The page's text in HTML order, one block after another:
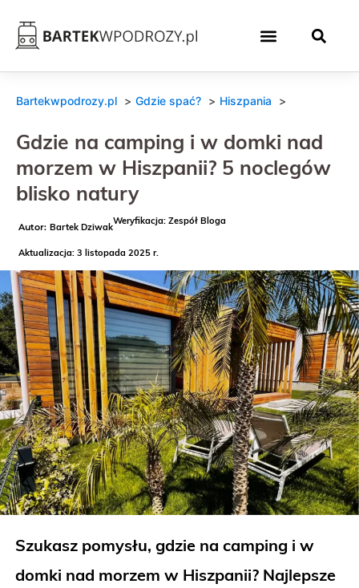
Bartekwpodrozy.pl Gdzie spać? Hiszpania
Gdzie na camping i w domki nad
morzem w Hiszpanii? 5 noclegów
blisko natury
Bartek Dziwak
Weryfikacja: Zespół Bloga
Aktualizacja: 3 listopada 2025 r.
Szukasz pomysłu, gdzie na camping i w
domki nad morzem w Hiszpanii? Najlepsze